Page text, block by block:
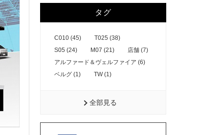
タグ
C010 (45)
T025 (38)
S05 (24)
M07 (21)
店舗 (7)
アルファード＆ヴェルファイア (6)
ベルグ (1)
TW (1)
全部見る